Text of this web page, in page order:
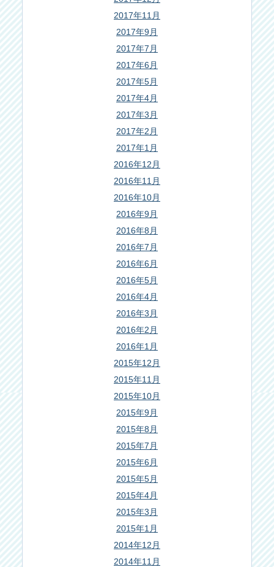
2017年11月
2017年9月
2017年7月
2017年6月
2017年5月
2017年4月
2017年3月
2017年2月
2017年1月
2016年12月
2016年11月
2016年10月
2016年9月
2016年8月
2016年7月
2016年6月
2016年5月
2016年4月
2016年3月
2016年2月
2016年1月
2015年12月
2015年11月
2015年10月
2015年9月
2015年8月
2015年7月
2015年6月
2015年5月
2015年4月
2015年3月
2015年1月
2014年12月
2014年11月